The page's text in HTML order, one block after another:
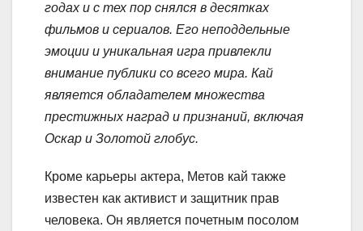
годах и с тех пор снялся в десятках
фильмов и сериалов. Его неподдельные
эмоции и уникальная игра привлекли
внимание публики со всего мира. Кай
является обладателем множества
престижных наград и признаний, включая
Оскар и Золотой глобус.
Кроме карьеры актера, Метов кай также
известен как активист и защитник прав
человека. Он является почетным посолом